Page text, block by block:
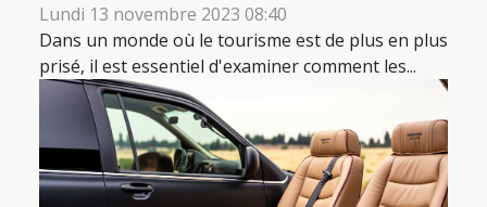
Lundi 13 novembre 2023 08:40
Dans un monde où le tourisme est de plus en plus
prisé, il est essentiel d'examiner comment les...